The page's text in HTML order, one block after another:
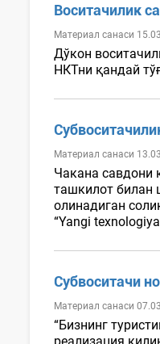
Воситачилик
Материал санаси
Дўкон
НКТни қандай
Материал санаси
Чакана савдони
ташкилот билан
олинадиган
“Yangi
Субвоситачи
Материал санаси
“Бизнинг
реализация